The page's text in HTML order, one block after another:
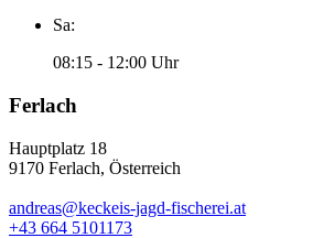
Sa:
08:15 - 12:00 Uhr
Ferlach
Hauptplatz 18
9170 Ferlach, Österreich
andreas@keckeis-jagd-fischerei.at
+43 664 5101173